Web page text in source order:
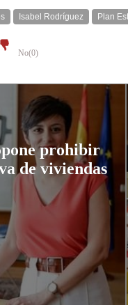
Isabel Rodríguez Plan
No(0)
prohibir
de viviendas